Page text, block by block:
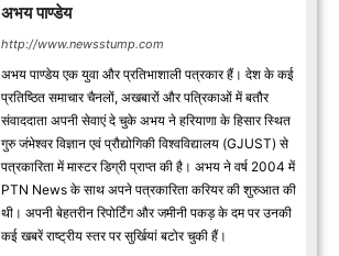
अभय पाण्डेय
http://www.newsstump.com
अभय पाण्डेय एक युवा और प्रतिभाशाली पत्रकार हैं। देश के कई
प्रतिष्ठित समाचार चैनलों, अखबारों और पत्रिकाओं में बतौर
संवाददाता अपनी सेवाएं दे चुके अभय ने हरियाणा के हिसार स्थित
गुरु जंभेश्वर विज्ञान एवं प्रौद्योगिकी विश्वविद्यालय (GJUST) से
पत्रकारिता में मास्टर डिग्री प्राप्त की है। अभय ने वर्ष 2004 में
PTN News के साथ अपने पत्रकारिता करियर की शुरुआत की
थी। अपनी बेहतरीन रिपोर्टिंग और जमीनी पकड़ के दम पर उनकी
कई खबरें राष्ट्रीय स्तर पर सुर्खियां बटोर चुकी हैं।